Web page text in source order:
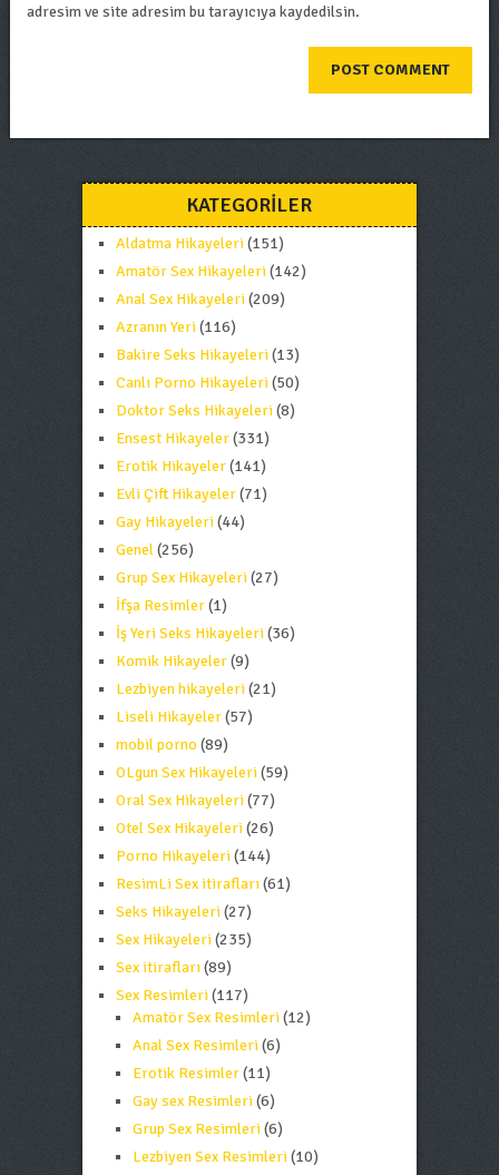
adresim ve site adresim bu tarayıcıya kaydedilsin.
KATEGORILER
Aldatma Hikayeleri(151)
Amatör Sex Hikayeleri(142)
Anal Sex Hikayeleri(209)
Azranın Yeri(116)
Bakire Seks Hikayeleri(13)
Canlı Porno Hikayeleri(50)
Doktor Seks Hikayeleri(8)
Ensest Hikayeler(331)
Erotik Hikayeler(141)
Evli Çift Hikayeler(71)
Gay Hikayeleri(44)
Genel(256)
Grup Sex Hikayeleri(27)
İfşa Resimler(1)
İş Yeri Seks Hikayeleri(36)
Komik Hikayeler(9)
Lezbiyen hikayeleri(21)
Liseli Hikayeler(57)
mobil porno (89)
OLgun Sex Hikayeleri(59)
Oral Sex Hikayeleri(77)
Otel Sex Hikayeleri(26)
Porno Hikayeleri(144)
ResimLi Sex itirafları(61)
Seks Hikayeleri(27)
Sex Hikayeleri(235)
Sex itirafları(89)
Sex Resimleri(117)
Amatör Sex Resimleri(12)
Anal Sex Resimleri(6)
Erotik Resimler(11)
Gay sex Resimleri(6)
Grup Sex Resimleri(6)
Lezbiyen Sex Resimleri(10)